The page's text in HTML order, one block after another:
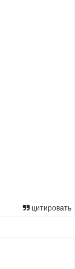
цитировать